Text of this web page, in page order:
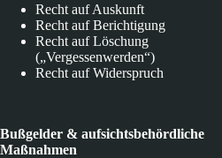
Recht auf Auskunft
Recht auf Berichtigung
Recht auf Löschung
(„Vergessenwerden“)
Recht auf Widerspruch
Bußgelder & aufsichtsbehördliche
Maßnahmen